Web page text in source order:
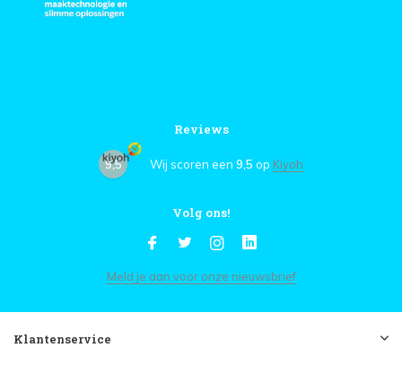
Reviews
9,5 Wij scoren een 9,5 op Kiyoh
Volg ons!
Meld je aan voor onze nieuwsbrief
Klantenservice